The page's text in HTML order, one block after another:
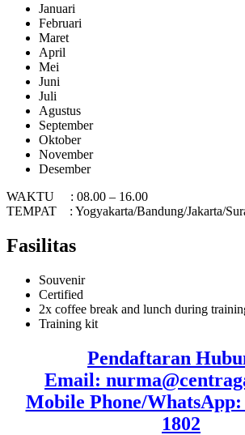
Januari
Februari
Maret
April
Mei
Juni
Juli
Agustus
September
Oktober
November
Desember
WAKTU : 08.00 – 16.00
TEMPAT : Yogyakarta/Bandung/Jakarta/
Fasilitas
Souvenir
Certified
2x coffee break and lunch during
Training kit
Pendaftaran
Email:
Mobile Phone/WhatsApp:
1802